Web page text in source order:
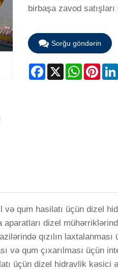
birbaşa zavod
Sorğu göndərin
Facebook
X
və qum hasilatı üçün dizel
aparatları dizel
qızılın laxtalanması
və qum çıxarılması üçün
üçün dizel hidravlik kəsici